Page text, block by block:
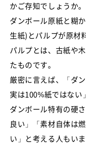
かご存知でしょうか。
ダンボール原紙と糊
生紙)とパルプが原材
パルプとは、古紙や
たものです。
厳密に言えば、「ダ
実は100%紙ではない
ダンボール特有の硬
良い」「素材自体は
い」と考える人もい